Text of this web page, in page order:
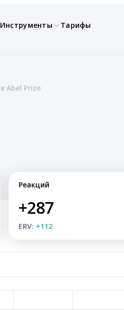
Инструменты Тарифы
Abel Prize
Реакций
+287
ERV: +112